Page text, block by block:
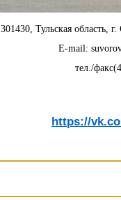
301430, Тульская область,
E-mail:
тел./
https://